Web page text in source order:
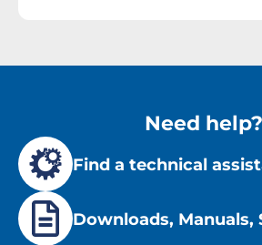
Need help?
Find a technical
Downloads, Manuals,